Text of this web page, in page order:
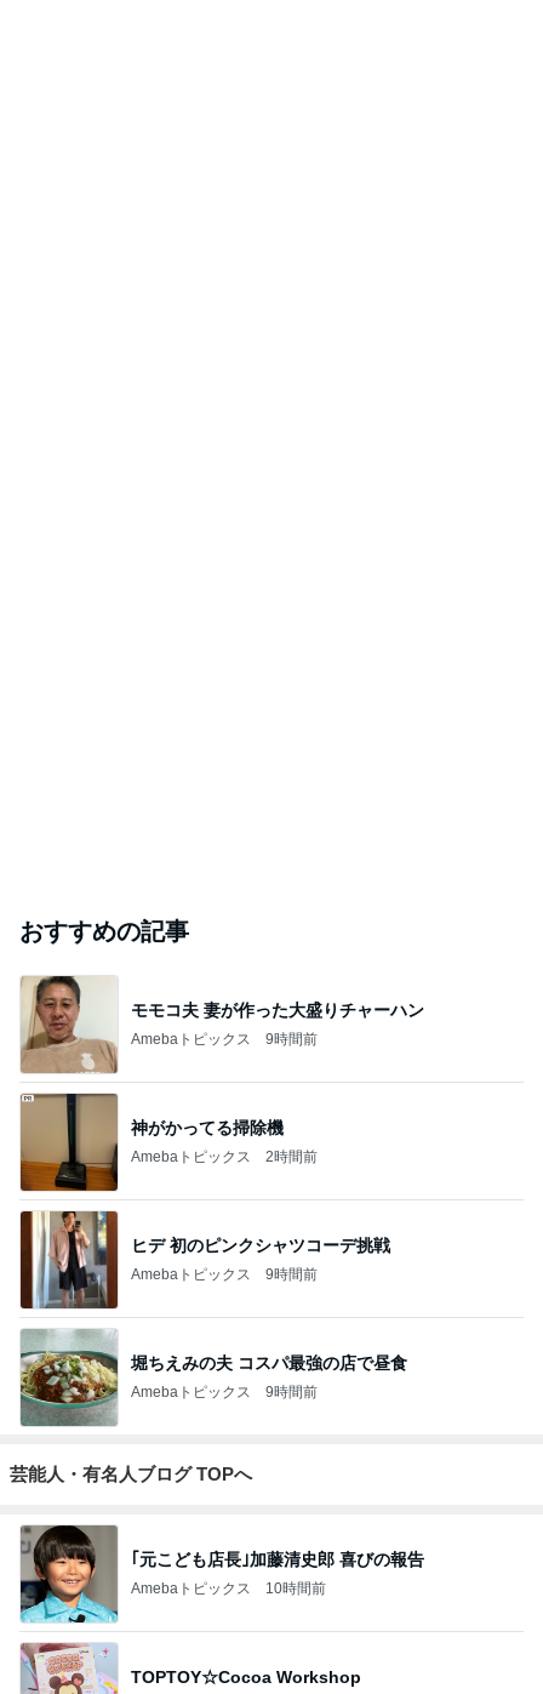
おすすめの記事
モモコ夫 妻が作った大盛りチャーハン
Amebaトピックス 9時間前
神がかってる掃除機
Amebaトピックス 2時間前
ヒデ 初のピンクシャツコーデ挑戦
Amebaトピックス 9時間前
堀ちえみの夫 コスパ最強の店で昼食
Amebaトピックス 9時間前
芸能人・有名人ブログ TOPへ
｢元こども店長｣加藤清史郎 喜びの報告
Amebaトピックス 10時間前
TOPTOY☆Cocoa Workshop